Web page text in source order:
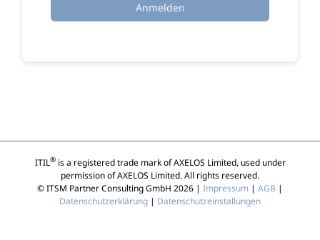
Anmelden
ITIL®is a registered trade mark of AXELOS Limited, used under
permission of AXELOS Limited. All rights reserved.
© ITSM Partner Consulting GmbH 2026 | Impressum | AGB |
Datenschutzerklärung | Datenschutzeinstallungen